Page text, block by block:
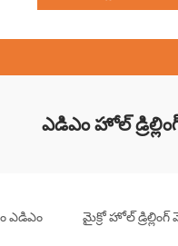
ఎడిఎం హోల్
ఎడిఎం మైక్రో హోల్